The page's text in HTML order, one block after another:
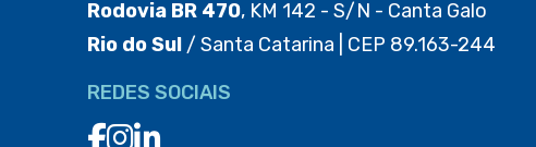
Rodovia BR 470, KM 142 - S/N - Canta Galo
Rio do Sul/ Santa Catarina | CEP 89.163-244
REDES SOCIAIS